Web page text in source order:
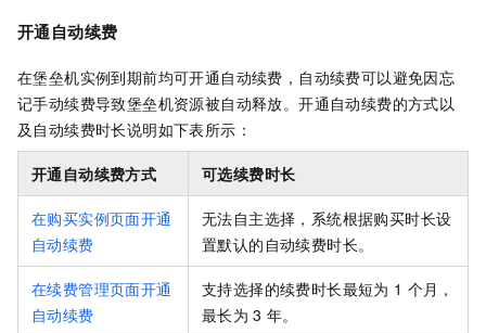
开通自动续费
在堡垒机实例到期前均可开通自动续费，自动续费可以避免因忘
记手动续费导致堡垒机资源被自动释放。开通自动续费的方式以
及自动续费时长说明如下表所示：
开通自动续费方式 可选续费时长
在购买实例页面开通
自动续费
无法自主选择，系统根据购买时长设
置默认的自动续费时长。
在续费管理页面开通
自动续费
支持选择的续费时长最短为 1 个月，
最长为 3 年。